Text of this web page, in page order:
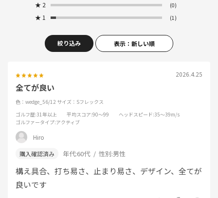
★ 2 (0)
★ 1 (1)
絞り込み 表示：新しい順
2026.4.25
全てが良い
色：wedge_56/12 サイズ：Sフレックス
ゴルフ歴:31年以上 平均スコア:90～99 ヘッドスピード:35～39m/s
ゴルファータイプ:アクティブ
Hiro
年代:60代 性別:男性
構え具合、打ち易さ、止まり易さ、デザイン、全てが
良いです